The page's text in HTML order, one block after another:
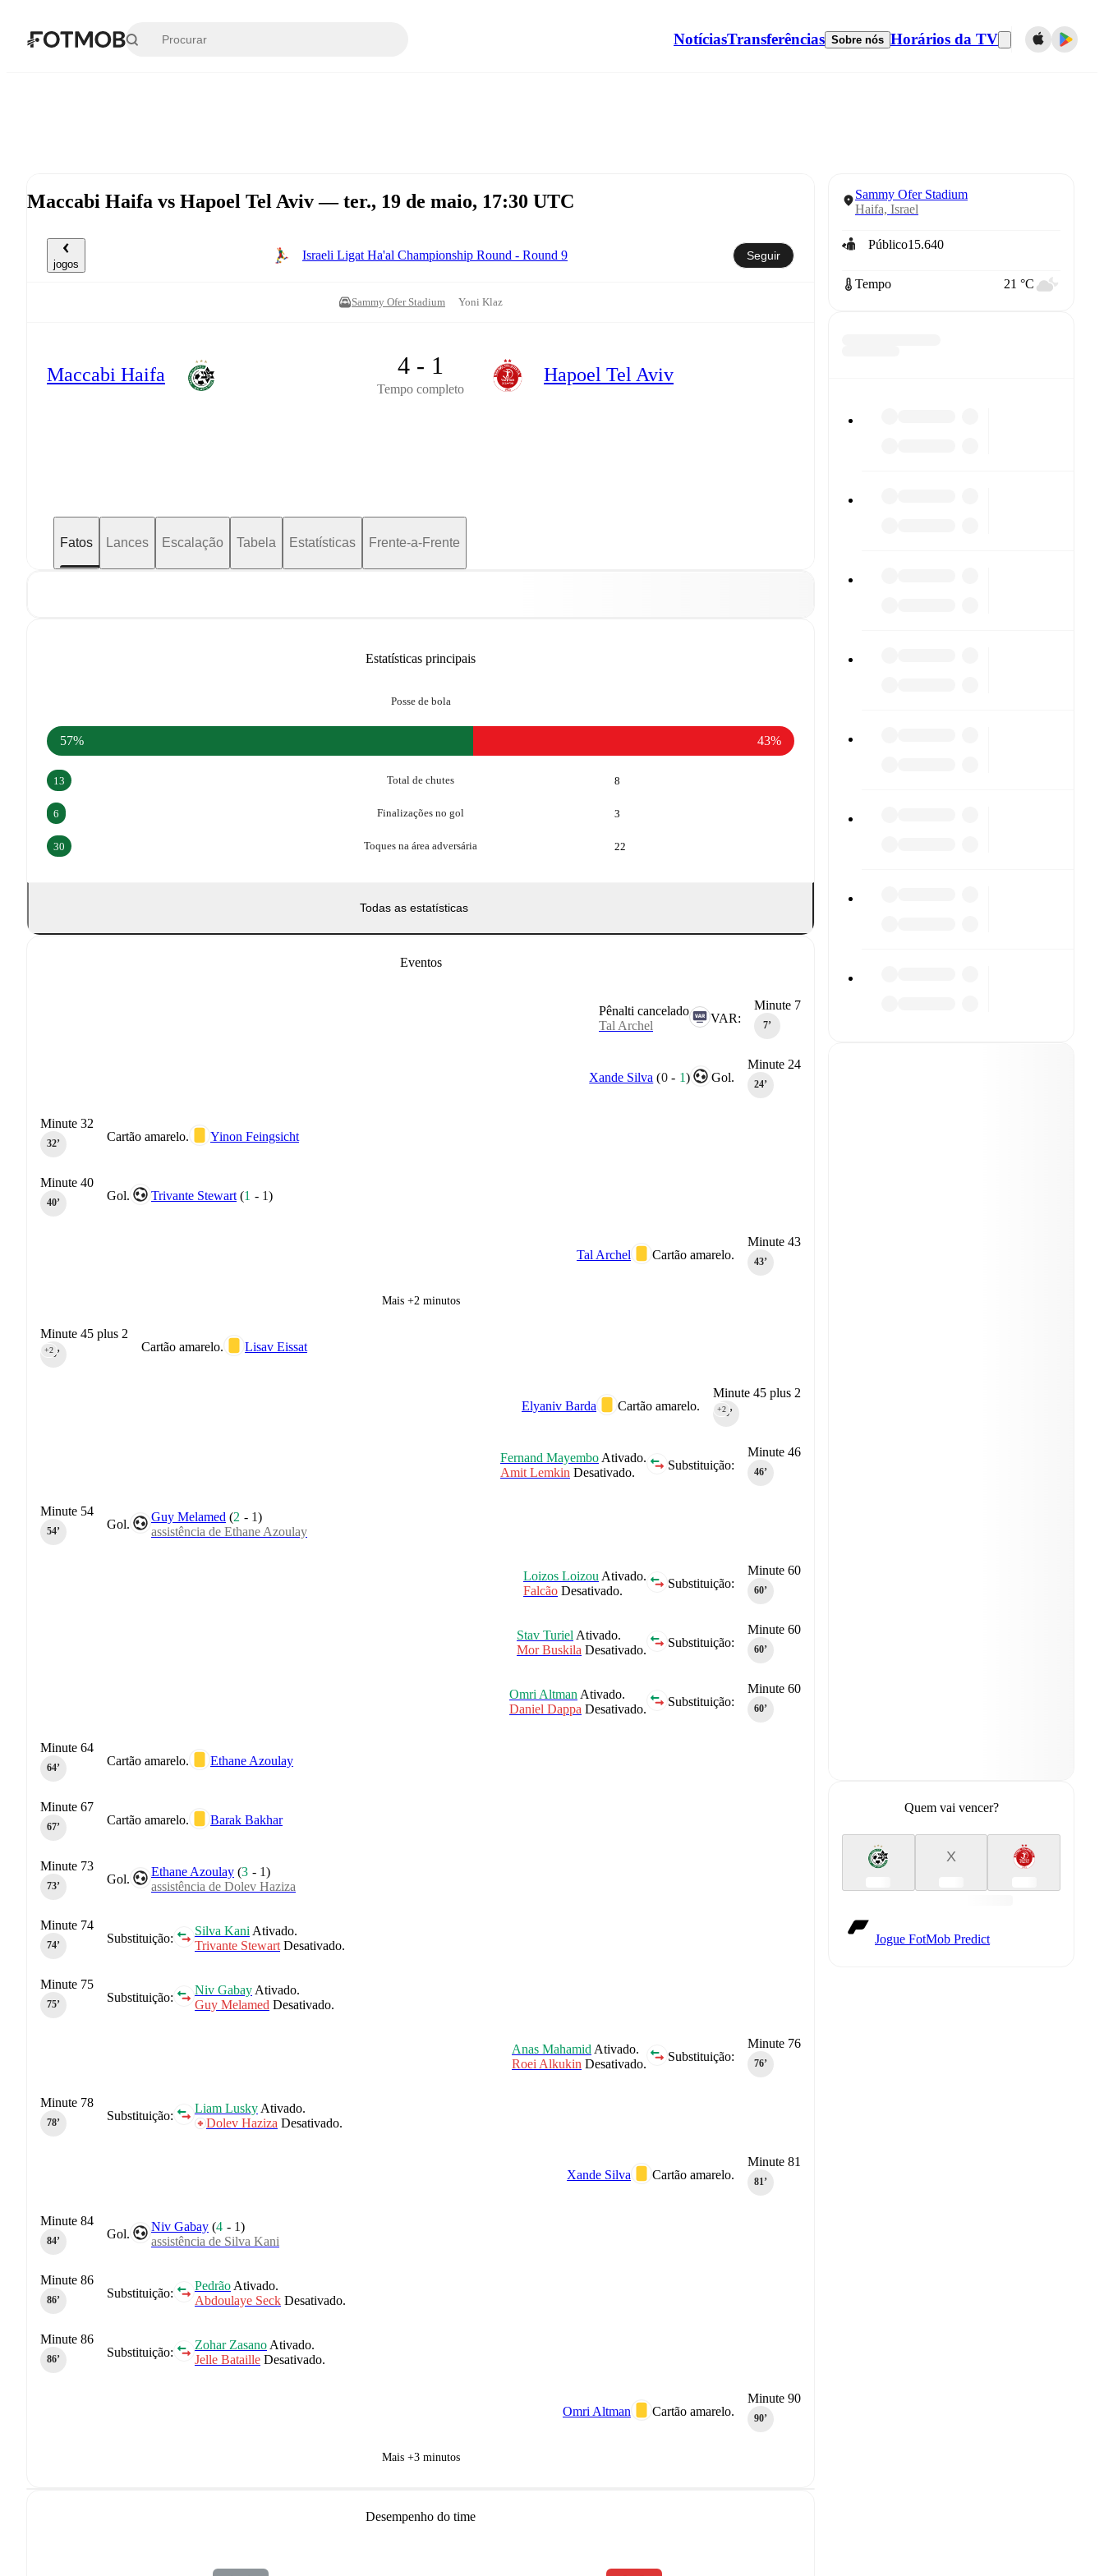
NotíciasTransferências Sobre nós Horários da TV
Maccabi Haifa vs Hapoel Tel Aviv — ter., 19 de maio, 17:30 UTC
jogos
Israeli Ligat Ha'al Championship Round - Round 9 Seguir
Sammy Ofer Stadium Yoni Klaz
Maccabi Haifa 4 - 1
Tempo completo
Hapoel Tel Aviv
Fatos Lances Escalação Tabela Estatísticas Frente-a-Frente
Estatísticas principais
Posse de bola
57% 43%
Total de chutes
13 8
Finalizações no gol
6 3
Toques na área adversária
30 22
Todas as estatísticas
Eventos
Minute 7
7‎’‎
VAR:
Pênalti cancelado
Tal Archel
Minute 24
24‎’‎
Gol.
Xande Silva (0- 1)
Cartão amarelo. Yinon Feingsicht
Minute 32
32‎’‎
Gol. Trivante Stewart (1 - 1)
Minute 40
40‎’‎
Minute 43
43‎’‎
Cartão amarelo.
Tal Archel
Mais +2 minutos
Cartão amarelo. Lisav Eissat
Minute 45 plus 2
45‎’‎
+2
Minute 45 plus 2
45‎’‎
+2
Cartão amarelo.
Elyaniv Barda
Minute 46
46‎’‎
Substituição:
Fernand Mayembo Ativado.
Amit Lemkin Desativado.
Gol.
Guy Melamed (2 - 1)
assistência de Ethane Azoulay
Minute 54
54‎’‎
Minute 60
60‎’‎
Substituição:
Loizos Loizou Ativado.
Falcão Desativado.
Minute 60
60‎’‎
Substituição:
Stav Turiel Ativado.
Mor Buskila Desativado.
Minute 60
60‎’‎
Substituição:
Omri Altman Ativado.
Daniel Dappa Desativado.
Cartão amarelo. Ethane Azoulay
Minute 64
64‎’‎
Cartão amarelo. Barak Bakhar
Minute 67
67‎’‎
Gol.
Ethane Azoulay (3 - 1)
assistência de Dolev Haziza
Minute 73
73‎’‎
Substituição:
Silva Kani Ativado.
Trivante Stewart Desativado.
Minute 74
74‎’‎
Substituição:
Niv Gabay Ativado.
Guy Melamed Desativado.
Minute 75
75‎’‎
Minute 76
76‎’‎
Substituição:
Anas Mahamid Ativado.
Roei Alkukin Desativado.
Substituição:
Liam Lusky Ativado.
Dolev Haziza Desativado.
Minute 78
78‎’‎
Minute 81
81‎’‎
Cartão amarelo.
Xande Silva
Gol.
Niv Gabay (4 - 1)
assistência de Silva Kani
Minute 84
84‎’‎
Substituição:
Pedrão Ativado.
Abdoulaye Seck Desativado.
Minute 86
86‎’‎
Substituição:
Zohar Zasano Ativado.
Jelle Bataille Desativado.
Minute 86
86‎’‎
Minute 90
90‎’‎
Cartão amarelo.
Omri Altman
Mais +3 minutos
Desempenho do time
Sammy Ofer Stadium
Haifa, Israel
Público15.640
Tempo 21 °C
Quem vai vencer?
X
Jogue FotMob Predict